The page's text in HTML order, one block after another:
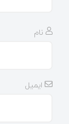
نام
ایمیل